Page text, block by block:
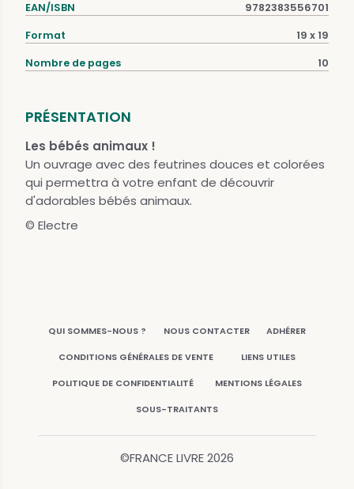
EAN/ISBN 9782383556701
Format 19 x 19
Nombre de pages 10
PRÉSENTATION
Les bébés animaux !
Un ouvrage avec des feutrines douces et colorées
qui permettra à votre enfant de découvrir
d'adorables bébés animaux.
© Electre
QUI SOMMES-NOUS ? NOUS CONTACTER ADHÉRER
CONDITIONS GÉNÉRALES DE VENTE LIENS UTILES
POLITIQUE DE CONFIDENTIALITÉ MENTIONS LÉGALES
SOUS-TRAITANTS
©FRANCE LIVRE2026